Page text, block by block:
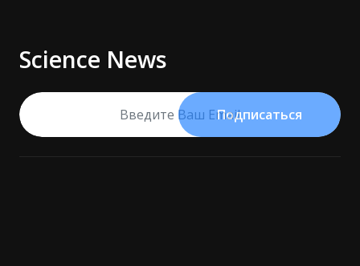
Science News
Подписаться